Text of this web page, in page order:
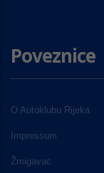
Poveznice
O Autoklubu Rijeka
Impressum
Žmigavac